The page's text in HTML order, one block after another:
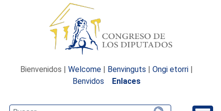
Bienvenidos | Welcome | Benvinguts | Ongi etorri |
Benvidos
Enlaces